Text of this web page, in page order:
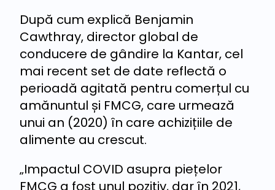
După cum explică Benjamin
Cawthray, director global de
conducere de gândire la Kantar, cel
mai recent set de date reflectă o
perioadă agitată pentru comerțul cu
amănuntul și FMCG, care urmează
unui an (2020) în care achizițiile de
alimente au crescut.
„Impactul COVID asupra piețelor
FMCG a fost unul pozitiv, dar în 2021,